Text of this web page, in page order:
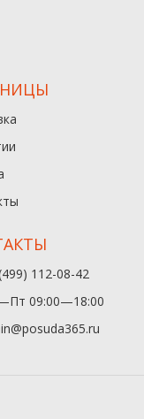
112-08-42
09:00—18:00